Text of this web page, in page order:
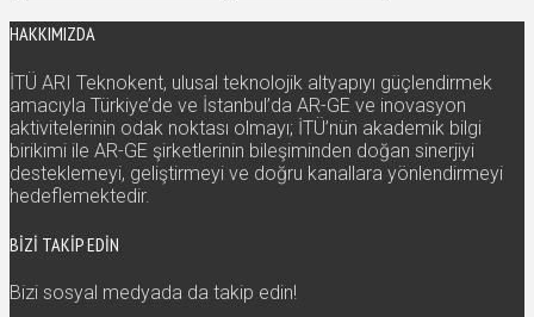
HAKKIMIZDA
İTÜ ARI Teknokent, ulusal teknolojik altyapıyı güçlendirmek
amacıyla Türkiye’de ve İstanbul’da AR-GE ve inovasyon
aktivitelerinin odak noktası olmayı; İTÜ’nün akademik bilgi
birikimi ile AR-GE şirketlerinin bileşiminden doğan sinerjiyi
desteklemeyi, geliştirmeyi ve doğru kanallara yönlendirmeyi
hedeflemektedir.
BIZI TAKIP EDIN
Bizi sosyal medyada da takip edin!